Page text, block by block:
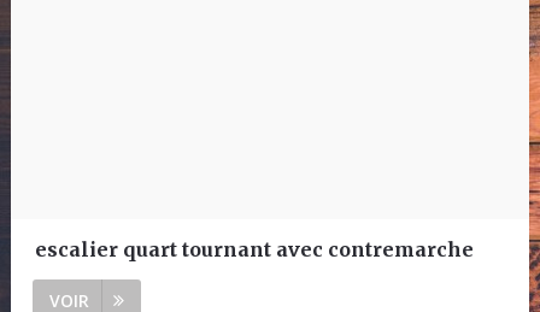
escalier quart tournant avec contremarche
VOIR